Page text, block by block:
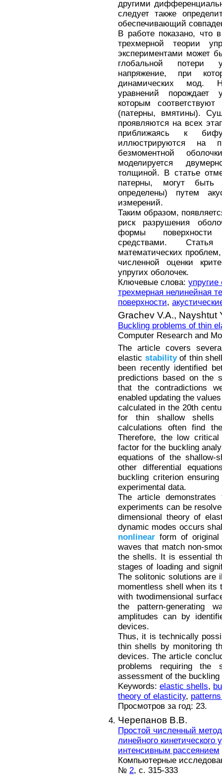
другими
следует также
обеспечивающий
В работе показано, что
трехмерной теории
экспериментами может
глобальной потери
напряжение, при
динамических мод.
уравнений порождает
которым
(патерны, вмятины).
проявляются на всех
приближаясь к
иллюстрируются на
безмоментной
моделируется
толщиной. В статье
патерны, могут
определены) путем
измерений.
Таким образом,
риск разрушения
формы поверхности
средствами. Статья
математических
численной оценки
упругих оболочек.
Ключевые слова: упругие
трехмерная нелинейная
поверхности,
Grachev V.A., Nayshtut
Buckling problems of thin
Computer Research and
The article covers
elastic stabilityof thin
been recently identified
predictions based on the
that the contradictions
enabled updating the
calculated in the 20th
for thin shallow shells
calculations often find
Therefore, the low
factor for the buckling
equations of the shallow-
other differential
buckling criterion
experimental data.
The article
experiments can be
dimensional theory of
dynamic modes occurs
nonlinear form of original
waves that match non-
the shells. It is essential
stages of loading and
The solitonic solutions are
momentless shell when its
with twodimensional
the pattern-generating
amplitudes can by
devices.
Thus, it is technically
thin shells by monitoring
devices. The article
problems requiring the
assessment of the
Keywords: elastic shells,
theory of elasticity,
Просмотров за год: 23.
Черепанов В.В.
Простой численный
линейного
интенсивным рассеянием
Компьютерные
№ 2, с. 315-333